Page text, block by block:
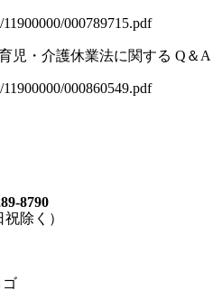
000789715.pdf
児・介護休業法に関する Q＆A
000860549.pdf
8790
除く）